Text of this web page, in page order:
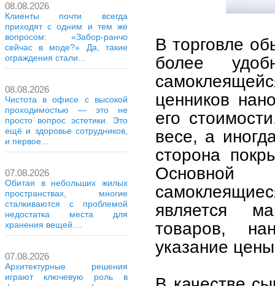
08.08.2026
Клиенты почти всегда
приходят с одним и тем же
вопросом: «Забор-ранчо
сейчас в моде?» Да, такие
ограждения стали...
08.08.2026
Чистота в офисе с высокой
проходимостью — это не
просто вопрос эстетики. Это
ещё и здоровье сотрудников,
и первое...
07.08.2026
Обитая в небольших жилых
пространствах, многие
сталкиваются с проблемой
недостатка места для
хранения вещей....
07.08.2026
Архитектурные решения
играют ключевую роль в
В торговле
более
ценников
его
весе, а
сторона
Основной
является
товаров,
указание